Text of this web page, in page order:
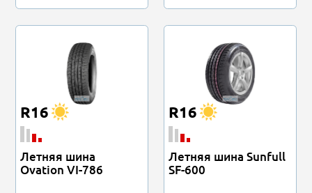
R16
Летняя шина
Ovation VI-786
R16
Летняя шина Sunfull
SF-600